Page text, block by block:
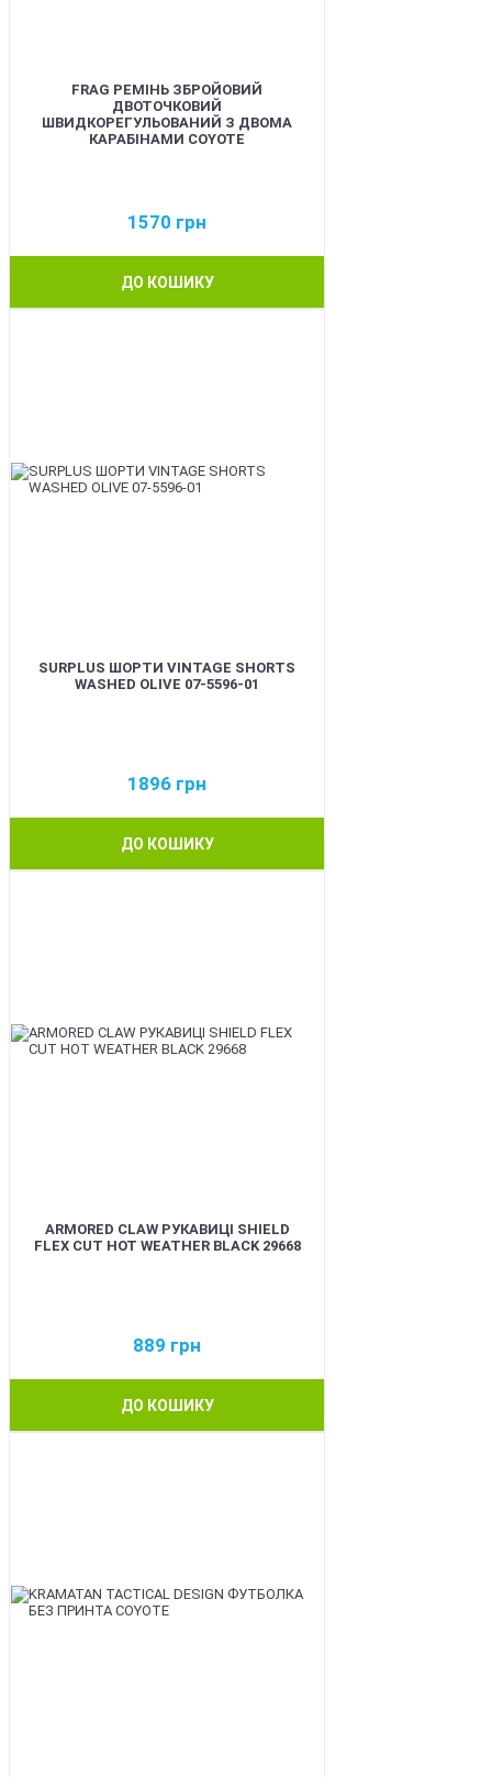
FRAG РЕМІНЬ ЗБРОЙОВИЙ
ДВОТОЧКОВИЙ
ШВИДКОРЕГУЛЬОВАНИЙ З ДВОМА
КАРАБІНАМИ COYOTE
1570 грн
ДО КОШИКУ
SURPLUS ШОРТИ VINTAGE SHORTS
WASHED OLIVE 07-5596-01
1896 грн
ДО КОШИКУ
ARMORED CLAW РУКАВИЦІ SHIELD
FLEX CUT HOT WEATHER BLACK 29668
889 грн
ДО КОШИКУ